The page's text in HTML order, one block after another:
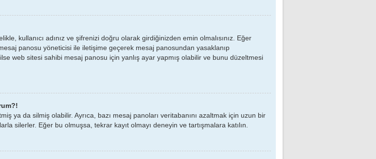
kullanıcı adınız ve şifrenizi doğru olarak girdiğinizden emin olmalısınız. Eğer
panosu yöneticisi ile iletişime geçerek mesaj panosundan yasaklanıp
web sitesi sahibi mesaj panosu için yanlış ayar yapmış olabilir ve bunu düzeltmesi
ya da silmiş olabilir. Ayrıca, bazı mesaj panoları veritabanını azaltmak için uzun bir
silerler. Eğer bu olmuşsa, tekrar kayıt olmayı deneyin ve tartışmalara katılın.